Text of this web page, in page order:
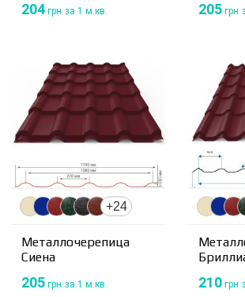
204 грн за 1 м.кв. 205 грн
+24
Металлочерепица
Сиена
205 грн за 1 м.кв. 210 грн